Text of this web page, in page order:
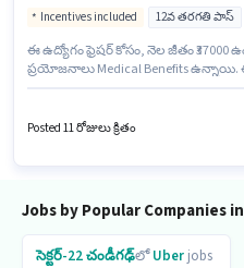
Incentives included 12వ తరగతి పాస్
ఈ ఉద్యోగం ఫ్రెషర్ కోసం, నెల జీతం
ప్రయోజనాలు Medical Benefits ఉన్నాయి.
PATH CONSULTANTS లో రిసెప్షనిస్ట్
Posted 11 రోజులు క్రితం
Jobs by Popular Companies
సెక్టర్-22 చండీగఢ్లోUber jobs